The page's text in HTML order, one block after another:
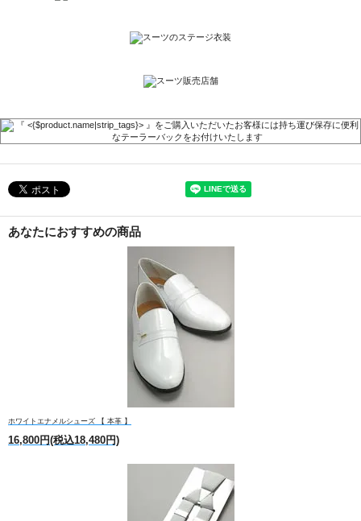
あなたにおすすめの商品
ホワイトエナメルシューズ 【 本革 】
16,800円(税込18,480円)